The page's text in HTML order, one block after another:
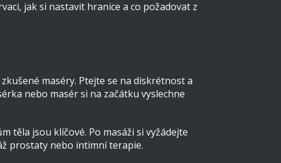
jak si nastavit hranice a co požadovat z
maséry. Ptejte se na diskrétnost a
nebo masér si na začátku vyslechne
těla jsou klíčové. Po masáži si vyžádejte
prostaty nebo intimní terapie.